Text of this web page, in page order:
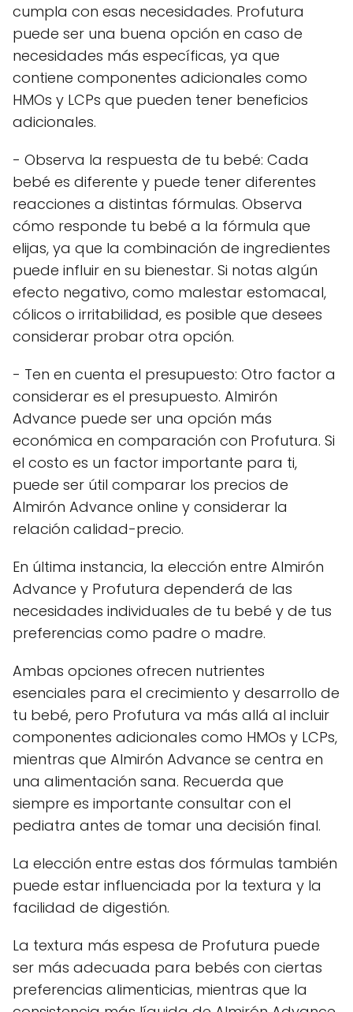
cumpla con esas necesidades. Profutura
puede ser una buena opción en caso de
necesidades más específicas, ya que
contiene componentes adicionales como
HMOs y LCPs que pueden tener beneficios
adicionales.
- Observa la respuesta de tu bebé: Cada
bebé es diferente y puede tener diferentes
reacciones a distintas fórmulas. Observa
cómo responde tu bebé a la fórmula que
elijas, ya que la combinación de ingredientes
puede influir en su bienestar. Si notas algún
efecto negativo, como malestar estomacal,
cólicos o irritabilidad, es posible que desees
considerar probar otra opción.
- Ten en cuenta el presupuesto: Otro factor a
considerar es el presupuesto. Almirón
Advance puede ser una opción más
económica en comparación con Profutura. Si
el costo es un factor importante para ti,
puede ser útil comparar los precios de
Almirón Advance online y considerar la
relación calidad-precio.
En última instancia, la elección entre Almirón
Advance y Profutura dependerá de las
necesidades individuales de tu bebé y de tus
preferencias como padre o madre.
Ambas opciones ofrecen nutrientes
esenciales para el crecimiento y desarrollo de
tu bebé, pero Profutura va más allá al incluir
componentes adicionales como HMOs y LCPs,
mientras que Almirón Advance se centra en
una alimentación sana. Recuerda que
siempre es importante consultar con el
pediatra antes de tomar una decisión final.
La elección entre estas dos fórmulas también
puede estar influenciada por la textura y la
facilidad de digestión.
La textura más espesa de Profutura puede
ser más adecuada para bebés con ciertas
preferencias alimenticias, mientras que la